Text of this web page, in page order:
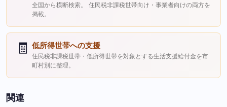
全国から横断検索。 住民税非課税世帯向け・事業者向けの両方を
掲載。
🧾 低所得世帯への支援
住民税非課税世帯・低所得世帯を対象とする生活支援給付金を市
町村別に整理。
関連